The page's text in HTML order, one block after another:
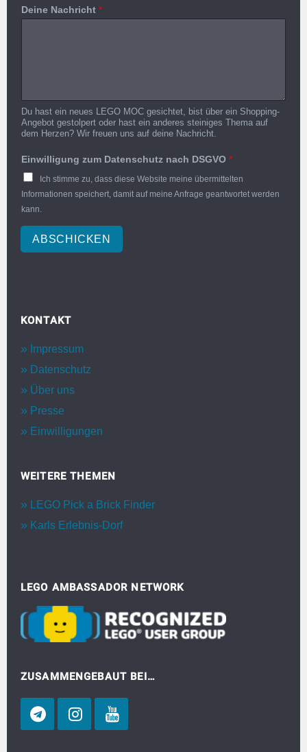
Deine Nachricht *
Du hast ein neues LEGO MOC gesichtet, bist über ein Shopping-
Angebot gestolpert oder hast ein anderes steiniges Thema auf
dem Herzen? Wir freuen uns auf deine Nachricht.
Einwilligung zum Datenschutz nach DSGVO *
Ich stimme zu, dass diese Website meine übermittelten
Informationen speichert, damit auf meine Anfrage geantwortet werden
kann.
ABSCHICKEN
KONTAKT
Impressum
Datenschutz
Über uns
Presse
Einwilligungen
WEITERE THEMEN
LEGO Pick a Brick Finder
Karls Erlebnis-Dorf
LEGO AMBASSADOR NETWORK
ZUSAMMENGEBAUT BEI…